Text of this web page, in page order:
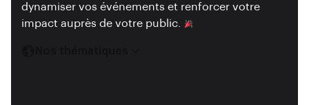
dynamiser vos événements et renforcer votre
impact auprès de votre public.